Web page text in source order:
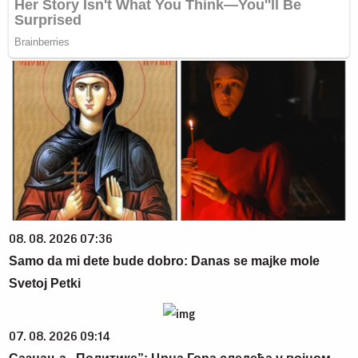
08. 08. 2026 07:36
Samo da mi dete bude dobro: Danas se majke mole
Svetoj Petki
07. 08. 2026 09:14